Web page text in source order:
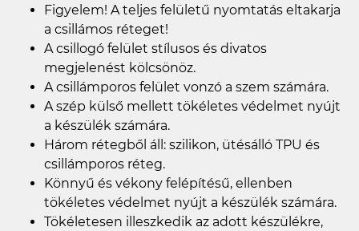
Figyelem! A teljes felületű nyomtatás eltakarja
a csillámos réteget!
A csillogó felület stílusos és divatos
megjelenést kölcsönöz.
A csillámporos felület vonzó a szem számára.
A szép külső mellett tökéletes védelmet nyújt
a készülék számára.
Három rétegből áll: szilikon, ütésálló TPU és
csillámporos réteg.
Könnyű és vékony felépítésű, ellenben
tökéletes védelmet nyújt a készülék számára.
Tökéletesen illeszkedik az adott készülékre,